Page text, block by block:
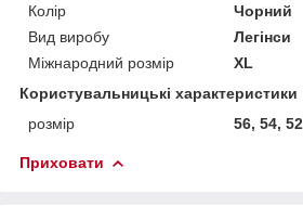
Колір
Чорний
Вид виробу
Легінси
Міжнародний розмір
XL
Користувальницькі характеристики
розмір
56, 54,
Приховати